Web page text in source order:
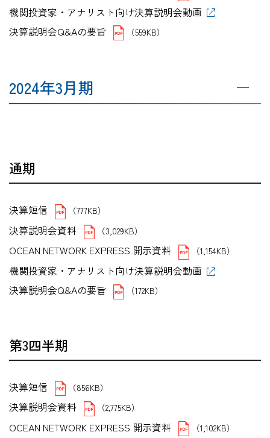
機関投資家・アナリスト向け決算説明会動画
決算説明会Q&Aの要旨
（559KB）
2024年3月期
通期
決算短信 （777KB）
決算説明会資料 （3,029KB）
OCEAN NETWORK EXPRESS 開示資料 （1,154KB）
機関投資家・アナリスト向け決算説明会動画
決算説明会Q&Aの要旨
（172KB）
第3四半期
決算短信 （856KB）
決算説明会資料 （2,775KB）
OCEAN NETWORK EXPRESS 開示資料 （1,102KB）